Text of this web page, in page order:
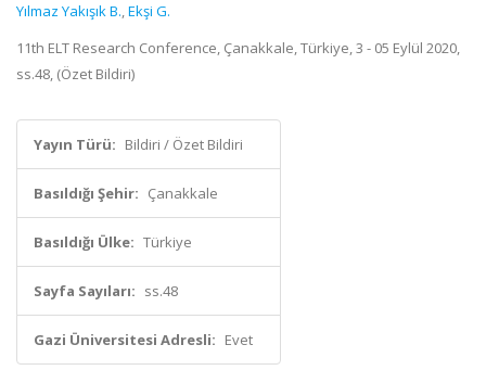
Yılmaz Yakışık B.,Ekşi G.
11th ELT Research Conference, Çanakkale, Türkiye, 3 - 05 Eylül 2020,
ss.48, (Özet Bildiri)
Yayın Türü: Bildiri / Özet Bildiri
Basıldığı Şehir: Çanakkale
Basıldığı Ülke: Türkiye
Sayfa Sayıları: ss.48
Gazi Üniversitesi Adresli: Evet